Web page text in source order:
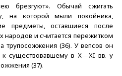
брезгуют». Обычай сжигать
на которой мыли покойника,
предметы, оставшиеся после
народов и считается пережитком
трупосожжения (36). У вепсов он
к существовавшему в X—XI вв. у
(37).